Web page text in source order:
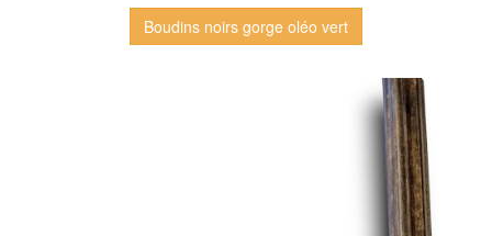
Boudins noirs gorge oléo vert